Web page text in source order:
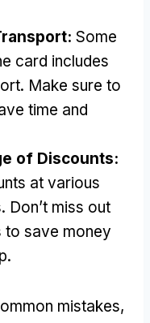
: Some
card includes
. Make sure to
time and
of Discounts:
at various
. Don’t miss out
to save money
.
mistakes,